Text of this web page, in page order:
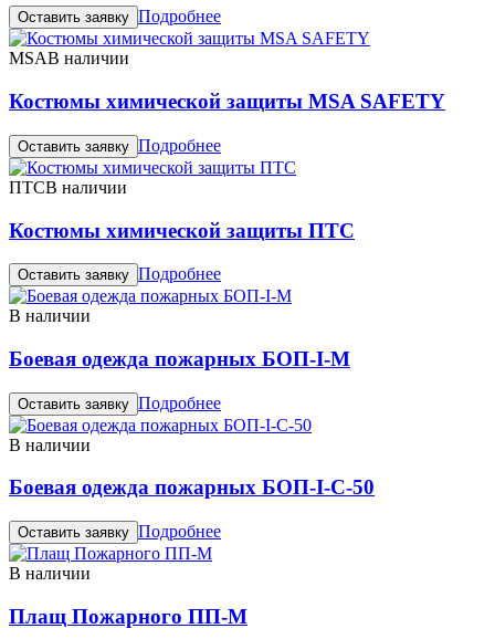
Оставить заявку Подробнее
MSAВ наличии
Костюмы химической защиты MSA SAFETY
Оставить заявку Подробнее
ПТСВ наличии
Костюмы химической защиты ПТС
Оставить заявку Подробнее
В наличии
Боевая одежда пожарных БОП-I-М
Оставить заявку Подробнее
В наличии
Боевая одежда пожарных БОП-I-C-50
Оставить заявку Подробнее
В наличии
Плащ Пожарного ПП-М